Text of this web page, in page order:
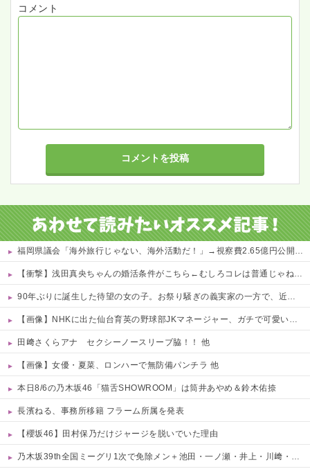
コメント
福岡県議会「海外旅行じゃない、海外活動だ！」→視察費2.65億円公開で再炎上ｗｗｗ
【衝撃】浅田真央ちゃんの婚活条件がこちら←むしろコレは普通じゃね？w w w w w w w w
90年ぶりに誕生した待望の女の子。お祭り騒ぎの義実家の一方で、近所の婦人会メンバーから「死なないといいね」と不吉な言葉を何度も繰り返されてしまう・・・
【画像】NHKに出た仙台育英の野球部JKマネージャー、ガチで可愛いぞ 他
田﨑さくらアナ セクシーノースリーブ脇！！ 他
【画像】女優・夏菜、ロンハーで無防備パンチラ 他
本日8/6の乃木坂46「猫舌SHOWROOM」は筒井あやめ＆鈴木佑捺
長濱ねる、事務所移籍 フラーム所属を発表
【櫻坂46】田村保乃だけジャージを脱いでいた理由
乃木坂39th全国ミーグリ1次で免除メン＋池田・一ノ瀬・井上・川﨑・菅原・中西が全完売